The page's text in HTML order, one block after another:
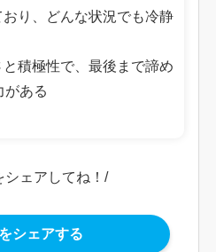
り、どんな状況でも冷静
積極性で、最後まで諦め
がある
シェアしてね！/
シェアする